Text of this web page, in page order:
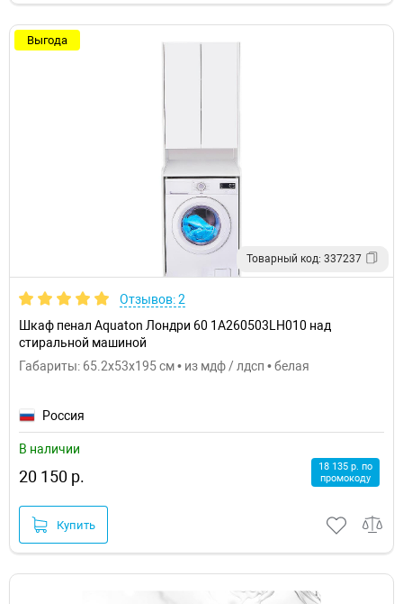
Выгода
Товарный код: 337237
Отзывов: 2
Шкаф пенал Aquaton Лондри 60 1A260503LH010 над
стиральной машиной
Габариты: 65.2x53x195 см • из мдф / лдсп • белая
Россия
В наличии
20 150 р.
18 135 р. по
промокоду
Купить